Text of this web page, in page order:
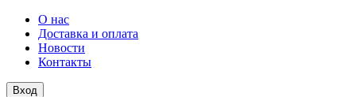
О нас
Доставка и оплата
Новости
Контакты
Вход